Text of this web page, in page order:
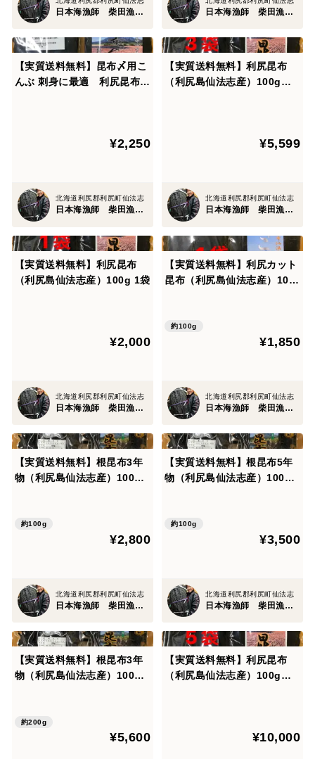
日本海漁師 柴田漁業部 日本海漁師 柴田漁業部
【実質送料無料】昆布〆用こ
んぶ 刺身に最適 利尻昆布
¥2,250
北海道利尻郡利尻町仙法志
日本海漁師 柴田漁業部
【実質送料無料】利尻昆布
（利尻島仙法志産）100g入
¥5,599
北海道利尻郡利尻町仙法志
日本海漁師 柴田漁業部
【実質送料無料】利尻昆布
（利尻島仙法志産）100g 1袋
¥2,000
北海道利尻郡利尻町仙法志
日本海漁師 柴田漁業部
【実質送料無料】利尻カット
昆布（利尻島仙法志産）100
約100g
¥1,850
北海道利尻郡利尻町仙法志
日本海漁師 柴田漁業部
【実質送料無料】根昆布3年
物（利尻島仙法志産）100入
約100g
¥2,800
北海道利尻郡利尻町仙法志
日本海漁師 柴田漁業部
【実質送料無料】根昆布5年
物（利尻島仙法志産）100入
約100g
¥3,500
北海道利尻郡利尻町仙法志
日本海漁師 柴田漁業部
【実質送料無料】根昆布3年
物（利尻島仙法志産）100g
約200g
¥5,600
【実質送料無料】利尻昆布
（利尻島仙法志産）100g入
¥10,000